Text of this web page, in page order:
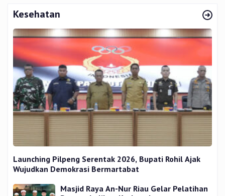
Kesehatan
Launching Pilpeng Serentak 2026, Bupati Rohil Ajak
Wujudkan Demokrasi Bermartabat
Masjid Raya An-Nur Riau Gelar Pelatihan